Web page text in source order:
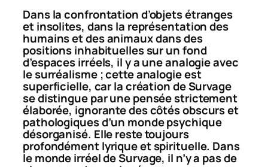
Dans la confrontation d’objets étranges
et insolites, dans la représentation des
humains et des animaux dans des
positions inhabituelles sur un fond
d’espaces irréels, il y a une analogie avec
le surréalisme ; cette analogie est
superficielle, car la création de Survage
se distingue par une pensée strictement
élaborée, ignorante des côtés obscurs et
pathologiques d’un monde psychique
désorganisé. Elle reste toujours
profondément lyrique et spirituelle. Dans
le monde irréel de Survage, il n’y a pas de